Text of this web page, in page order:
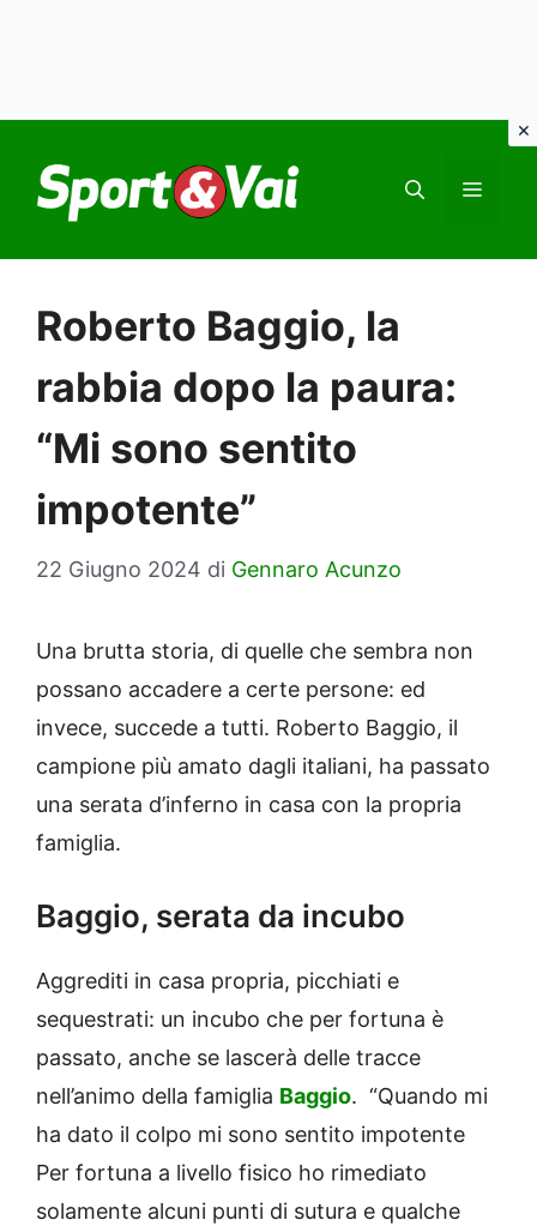
contenuto
Roberto Baggio, la
rabbia dopo la paura:
“Mi sono sentito
impotente”
22 Giugno 2024 di Gennaro Acunzo
Una brutta storia, di quelle che sembra non
possano accadere a certe persone: ed
invece, succede a tutti. Roberto Baggio, il
campione più amato dagli italiani, ha passato
una serata d’inferno in casa con la propria
famiglia.
Baggio, serata da incubo
Aggrediti in casa propria, picchiati e
sequestrati: un incubo che per fortuna è
passato, anche se lascerà delle tracce
nell’animo della famiglia Baggio. “Quando mi
ha dato il colpo mi sono sentito impotente
Per fortuna a livello fisico ho rimediato
solamente alcuni punti di sutura e qualche